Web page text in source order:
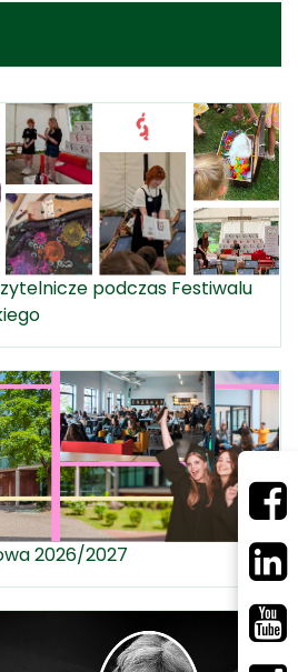
podczas Festiwalu
2026/2027